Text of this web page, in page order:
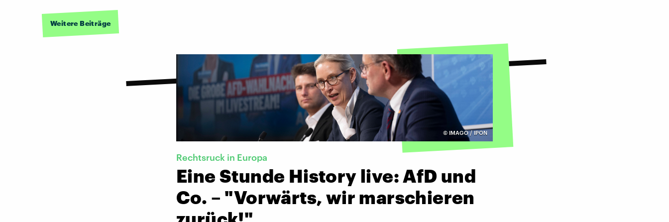
Weitere Beiträge
© IMAGO / IPON
Rechtsruck in Europa
Eine Stunde History live: AfD und
Co. – "Vorwärts, wir marschieren